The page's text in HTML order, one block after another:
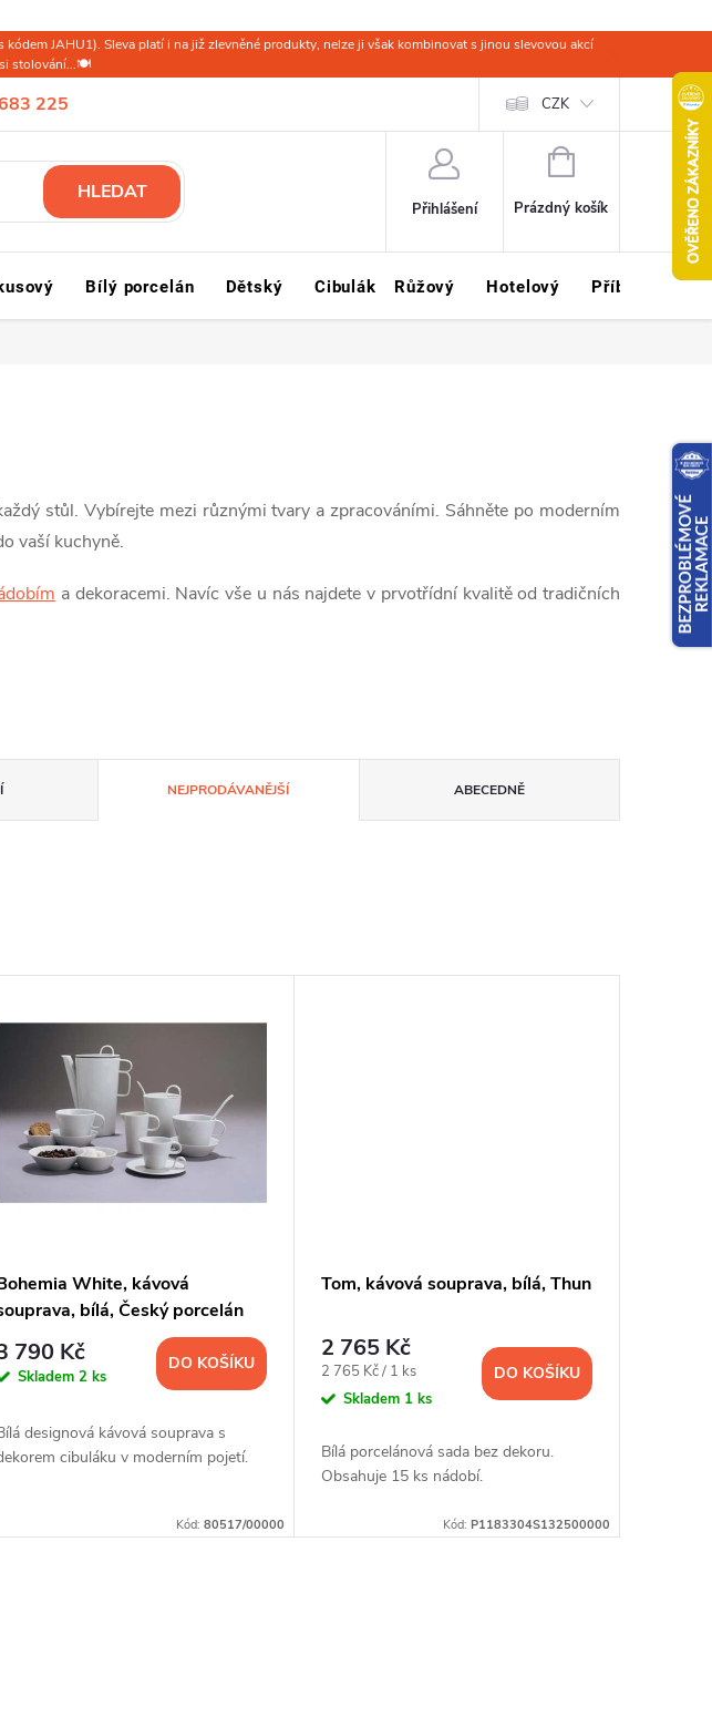
JAHU1). Sleva platí i na již zlevněné produkty, nelze ji však kombinovat s jinou slevovou akcí
si stolování...🍽️
225
a svět Ochrana osobních údajů Kariéra
CZK
HLEDAT
Přihlášení
NÁKUPNÍ
Prázdný košík
Bílý porcelán Dětský Cibulák Růžový Hotelový Příbory Sklo
stůl. Vybírejte mezi různými tvary a zpracováními. Sáhněte po moderním
vaší kuchyně.
a dekoracemi. Navíc vše u nás najdete v prvotřídní kvalitě od tradičních
NEJPRODÁVANĚJŠÍ ABECEDNĚ
White, kávová
bílá, Český porcelán
790 Kč
Skladem 2 ks
DO KOŠÍKU
designová kávová souprava s
cibuláku v moderním pojetí.
Kód: 80517/00000
Tom, kávová souprava, bílá, Thun
2 765 Kč
Měrná
cena:
2 765 Kč / 1 ks
Skladem 1 ks
DO KOŠÍKU
Bílá porcelánová sada bez dekoru.
Obsahuje 15 ks nádobí.
Kód: P1183304S132500000